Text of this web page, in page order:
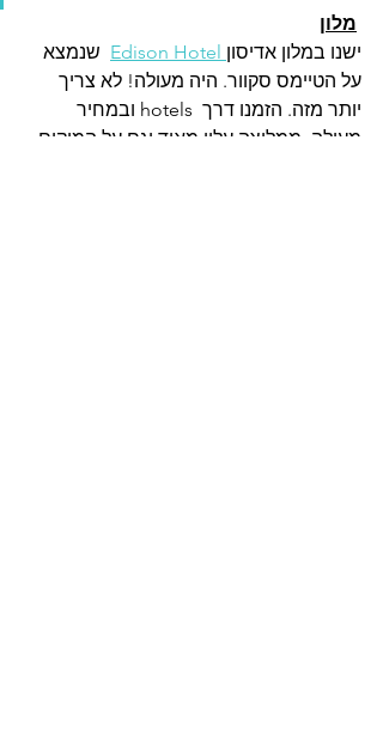
מלון
ישנו במלון אדיסון
  שנמצא
על הטיימס סקוור. היה מעולה! לא צריך
יותר מזה. הזמנו דרך  hotels ובמחיר
מעולה. ממליצה עליו מאוד וגם על המיקום.